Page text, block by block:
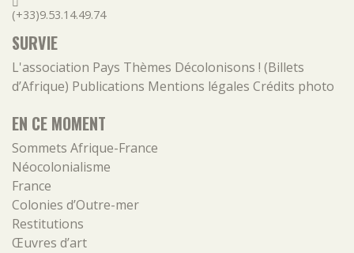
(+33)9.53.14.49.74
SURVIE
L'association Pays Thèmes Décolonisons ! (Billets
d’Afrique) Publications Mentions légales Crédits photo
EN CE MOMENT
Sommets Afrique-France
Néocolonialisme
France
Colonies d’Outre-mer
Restitutions
Œuvres d’art